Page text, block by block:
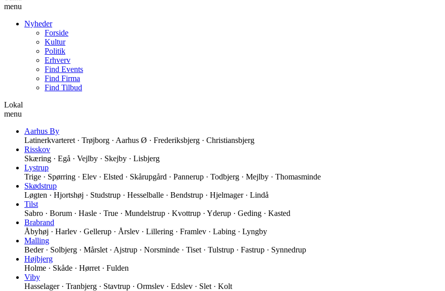
menu
Nyheder
Forside
Kultur
Politik
Erhverv
Find Events
Find Firma
Find Tilbud
Lokal
menu
Aarhus By
Latinerkvarteret · Trøjborg · Aarhus Ø · Frederiksbjerg · Christiansbjerg
Risskov
Skæring · Egå · Vejlby · Skejby · Lisbjerg
Lystrup
Trige · Spørring · Elev · Elsted · Skårupgård · Pannerup · Todbjerg · Mejlby · Thomasminde
Skødstrup
Løgten · Hjortshøj · Studstrup · Hesselballe · Bendstrup · Hjelmager · Lindå
Tilst
Sabro · Borum · Hasle · True · Mundelstrup · Kvottrup · Yderup · Geding · Kasted
Brabrand
Åbyhøj · Harlev · Gellerup · Årslev · Lillering · Framlev · Labing · Lyngby
Malling
Beder · Solbjerg · Mårslet · Ajstrup · Norsminde · Tiset · Tulstrup · Fastrup · Synnedrup
Højbjerg
Holme · Skåde · Hørret · Fulden
Viby
Hasselager · Tranbjerg · Stavtrup · Ormslev · Edslev · Slet · Kolt